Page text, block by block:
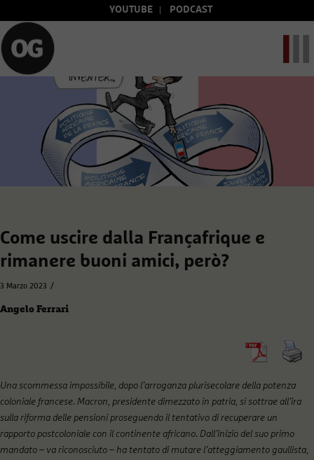
YOUTUBE PODCAST
Come uscire dalla Françafrique e
rimanere buoni amici, però?
3 Marzo 2023 /
Angelo Ferrari
Una scommessa impossibile, dopo l’arroganza plurisecolare della potenza
coloniale francese. Macron, presidente dimezzato in patria, si sottrae all’ira
sulla riforma delle pensioni proseguendo il tentativo di recuperare un
rapporto postcoloniale con il continente africano. Dall’inizio del suo primo
mandato – va riconosciuto – ha tentato di mutare l’atteggiamento gaullista,